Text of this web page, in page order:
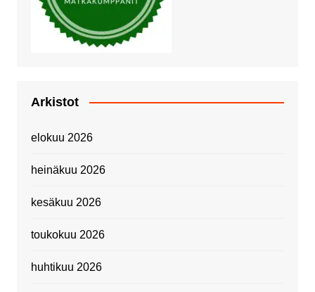
Arkistot
elokuu 2026
heinäkuu 2026
kesäkuu 2026
toukokuu 2026
huhtikuu 2026